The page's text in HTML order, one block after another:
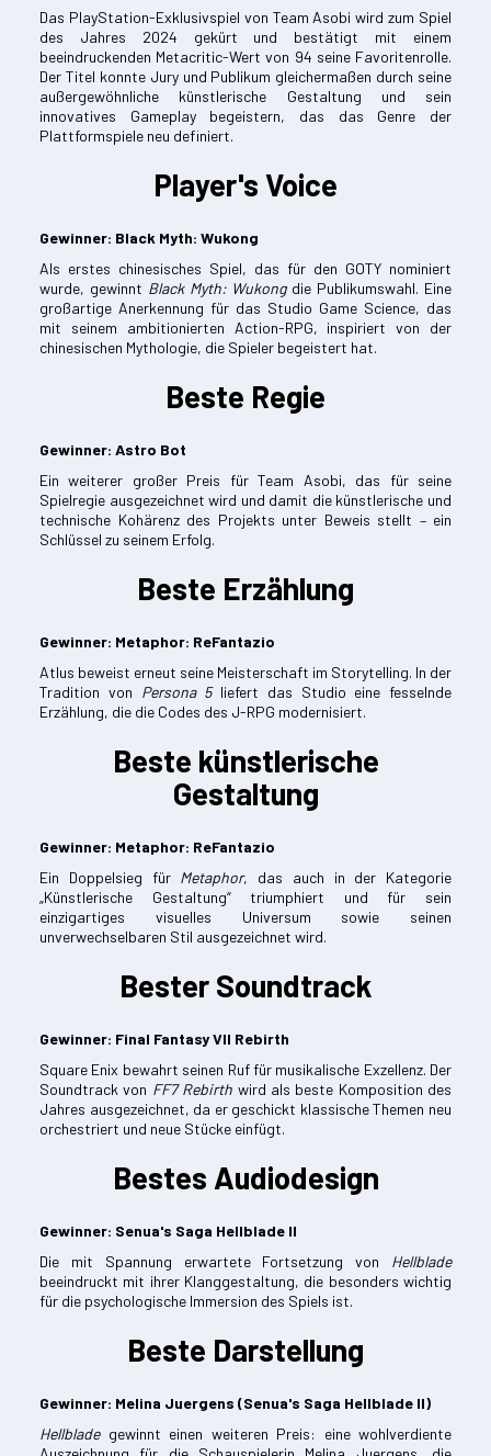
Das PlayStation-Exklusivspiel von Team Asobi wird zum Spiel
des Jahres 2024 gekürt und bestätigt mit einem
beeindruckenden Metacritic-Wert von 94 seine Favoritenrolle.
Der Titel konnte Jury und Publikum gleichermaßen durch seine
außergewöhnliche künstlerische Gestaltung und sein
innovatives Gameplay begeistern, das das Genre der
Plattformspiele neu definiert.
Player's Voice
Gewinner: Black Myth: Wukong
Als erstes chinesisches Spiel, das für den GOTY nominiert
wurde, gewinnt Black Myth: Wukongdie Publikumswahl. Eine
großartige Anerkennung für das Studio Game Science, das
mit seinem ambitionierten Action-RPG, inspiriert von der
chinesischen Mythologie, die Spieler begeistert hat.
Beste Regie
Gewinner: Astro Bot
Ein weiterer großer Preis für Team Asobi, das für seine
Spielregie ausgezeichnet wird und damit die künstlerische und
technische Kohärenz des Projekts unter Beweis stellt – ein
Schlüssel zu seinem Erfolg.
Beste Erzählung
Gewinner: Metaphor: ReFantazio
Atlus beweist erneut seine Meisterschaft im Storytelling. In der
Tradition von Persona 5liefert das Studio eine fesselnde
Erzählung, die die Codes des J-RPG modernisiert.
Beste künstlerische
Gestaltung
Gewinner: Metaphor: ReFantazio
Ein Doppelsieg für Metaphor, das auch in der Kategorie
„Künstlerische Gestaltung“ triumphiert und für sein
einzigartiges visuelles Universum sowie seinen
unverwechselbaren Stil ausgezeichnet wird.
Bester Soundtrack
Gewinner: Final Fantasy VII Rebirth
Square Enix bewahrt seinen Ruf für musikalische Exzellenz. Der
Soundtrack von FF7 Rebirth wird als beste Komposition des
Jahres ausgezeichnet, da er geschickt klassische Themen neu
orchestriert und neue Stücke einfügt.
Bestes Audiodesign
Gewinner: Senua's Saga Hellblade II
Die mit Spannung erwartete Fortsetzung von Hellblade
beeindruckt mit ihrer Klanggestaltung, die besonders wichtig
für die psychologische Immersion des Spiels ist.
Beste Darstellung
Gewinner: Melina Juergens (Senua's Saga Hellblade II)
Hellbladegewinnt einen weiteren Preis: eine wohlverdiente